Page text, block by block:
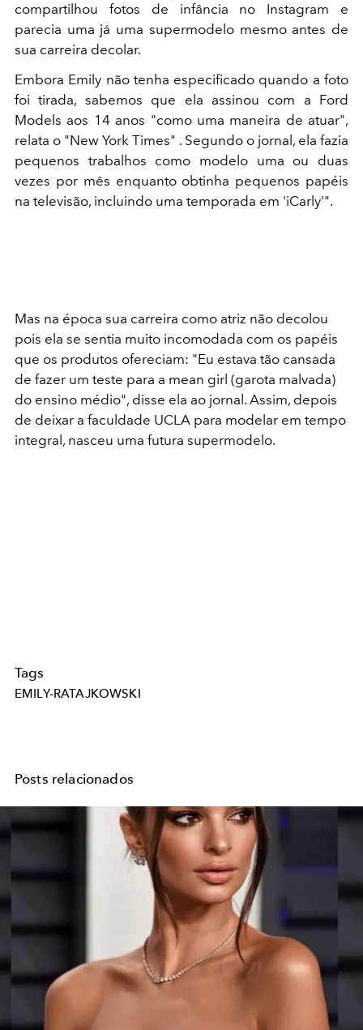
compartilhou fotos de infância no Instagram e
parecia uma já uma supermodelo mesmo antes de
sua carreira decolar.
Embora Emily não tenha especificado quando a foto
foi tirada, sabemos que ela assinou com a Ford
Models aos 14 anos "como uma maneira de atuar",
relata o "New York Times" . Segundo o jornal, ela fazia
pequenos trabalhos como modelo uma ou duas
vezes por mês enquanto obtinha pequenos papéis
na televisão, incluindo uma temporada em 'iCarly'".
Mas na época sua carreira como atriz não decolou
pois ela se sentia muito incomodada com os papéis
que os produtos ofereciam: "Eu estava tão cansada
de fazer um teste para a mean girl (garota malvada)
do ensino médio", disse ela ao jornal. Assim, depois
de deixar a faculdade UCLA para modelar em tempo
integral, nasceu uma futura supermodelo.
Tags
EMILY-RATAJKOWSKI
Posts relacionados